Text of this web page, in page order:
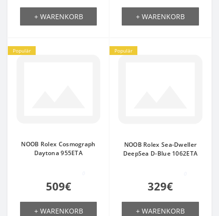
+ WARENKORB + WARENKORB
Populär
NOOB Rolex Cosmograph
Daytona 955ETA
509€
+ WARENKORB
Populär
NOOB Rolex Sea-Dweller
DeepSea D-Blue 1062ETA
329€
+ WARENKORB